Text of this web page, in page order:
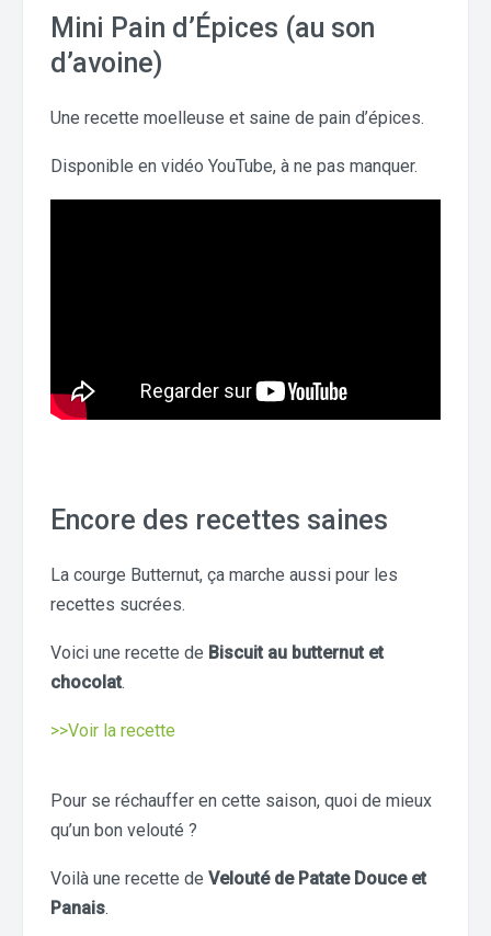
Mini Pain d’Épices (au son
d’avoine)
Une recette moelleuse et saine de pain d’épices.
Disponible en vidéo YouTube, à ne pas manquer.
Encore des recettes saines
La courge Butternut, ça marche aussi pour les
recettes sucrées.
Voici une recette de Biscuit au butternut et
chocolat.
>>Voir la recette
Pour se réchauffer en cette saison, quoi de mieux
qu’un bon velouté ?
Voilà une recette de Velouté de Patate Douce et
Panais.